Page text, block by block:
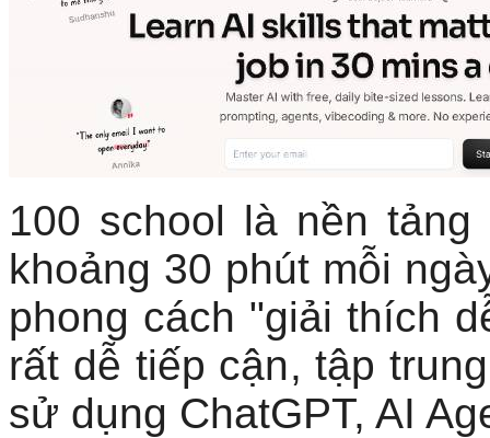
100 school là nền
khoảng 30 phút mỗi
phong cách "giải thích
rất dễ tiếp cận, tập
sử dụng ChatGPT, AI